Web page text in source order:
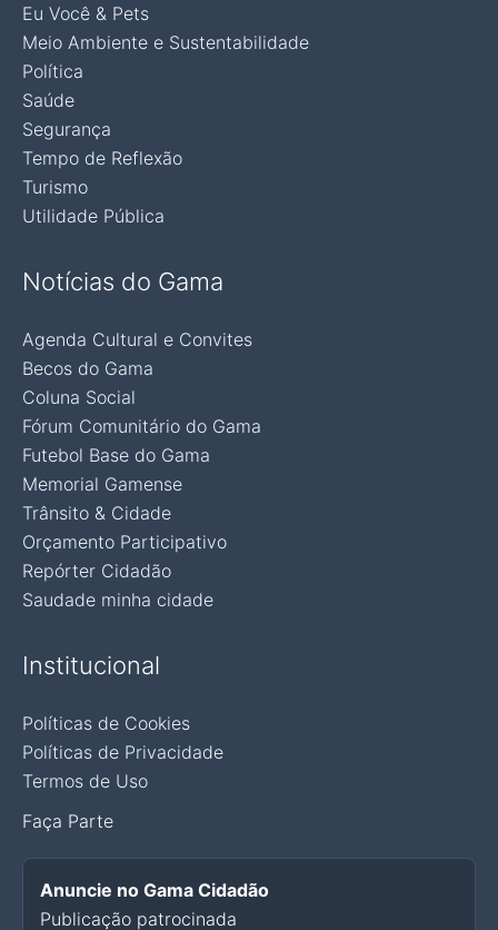
Eu Você & Pets
Meio Ambiente e Sustentabilidade
Política
Saúde
Segurança
Tempo de Reflexão
Turismo
Utilidade Pública
Notícias do Gama
Agenda Cultural e Convites
Becos do Gama
Coluna Social
Fórum Comunitário do Gama
Futebol Base do Gama
Memorial Gamense
Trânsito & Cidade
Orçamento Participativo
Repórter Cidadão
Saudade minha cidade
Institucional
Políticas de Cookies
Políticas de Privacidade
Termos de Uso
Faça Parte
Anuncie no Gama Cidadão
Publicação patrocinada